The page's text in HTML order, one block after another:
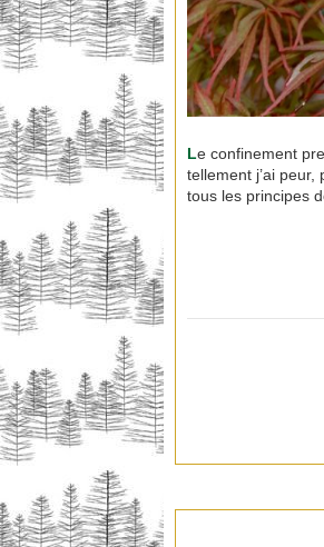
Le confinement
tellement j’ai
tous les principes